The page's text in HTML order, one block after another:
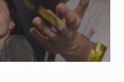
BUSINESS SCENE
WHOLESALER IN ROMANIA